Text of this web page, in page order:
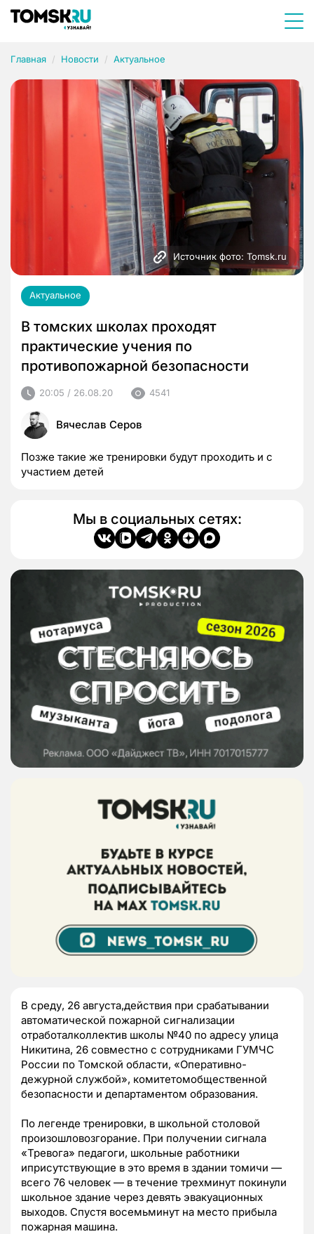
Главная Новости Актуальное
Источник фото: Tomsk.ru
Актуальное
В томских школах проходят
практические учения по
противопожарной безопасности
20:05 / 26.08.20 4541
Вячеслав Серов
Позже такие же тренировки будут проходить и с
участием детей
Мы в социальных сетях:
В среду, 26 августа,действия при срабатывании
автоматической пожарной сигнализации
отработалколлектив школы №40 по адресу улица
Никитина, 26 совместно с сотрудниками ГУМЧС
России по Томской области, «Оперативно-
дежурной службой», комитетомобщественной
безопасности и департаментом образования.
По легенде тренировки, в школьной столовой
произошловозгорание. При получении сигнала
«Тревога» педагоги, школьные работники
иприсутствующие в это время в здании томичи —
всего 76 человек — в течение трехминут покинули
школьное здание через девять эвакуационных
выходов. Спустя восемьминут на место прибыла
пожарная машина.